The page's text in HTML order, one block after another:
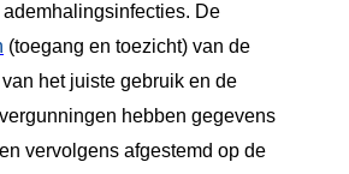
De
(toegang en toezicht) van de
het juiste gebruik en de
hebben gegevens
vervolgens afgestemd op de